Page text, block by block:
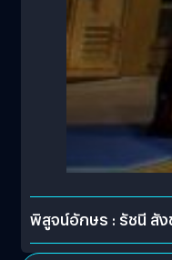
พิสูจน์อักษร : รัชนี สั